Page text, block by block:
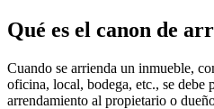
Qué es el canon de
Cuando se arrienda un inmueble,
oficina, local, bodega, etc., se debe
arrendamiento al propietario o